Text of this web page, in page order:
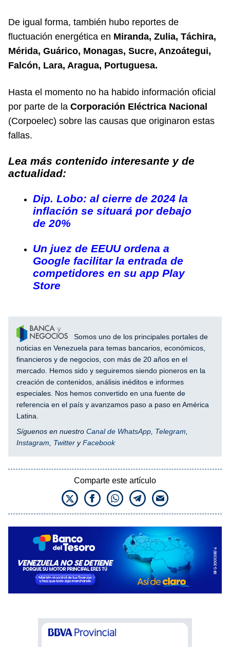
De igual forma, también hubo reportes de
fluctuación energética en Miranda, Zulia, Táchira,
Mérida, Guárico, Monagas, Sucre, Anzoátegui,
Falcón, Lara, Aragua, Portuguesa.
Hasta el momento no ha habido información oficial
por parte de la Corporación Eléctrica Nacional
(Corpoelec) sobre las causas que originaron estas
fallas.
Lea más contenido interesante y de
actualidad:
Dip. Lobo: al cierre de 2024 la
inflación se situará por debajo
de 20%
Un juez de EEUU ordena a
Google facilitar la entrada de
competidores en su app Play
Store
Somos uno de los principales portales de
noticias en Venezuela para temas bancarios, económicos,
financieros y de negocios, con más de 20 años en el
mercado. Hemos sido y seguiremos siendo pioneros en la
creación de contenidos, análisis inéditos e informes
especiales. Nos hemos convertido en una fuente de
referencia en el país y avanzamos paso a paso en América
Latina.
Síguenos en nuestro Canal de WhatsApp Telegram
Instagram
Twitter yFacebook
Comparte este artículo